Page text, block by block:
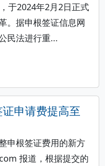
于2024年2月2日正式
。据申根签证信息网
民法进行重...
申请费提高至
申根签证费用的新方
报道，根据提交的